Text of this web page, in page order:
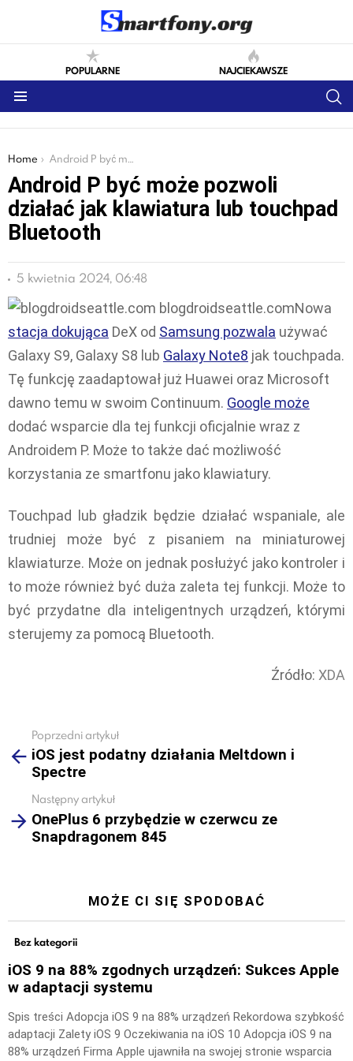
POPULARNE NAJCIEKAWSZE
You are here:
Home Android P być może pozwoli działać jak klawiatura lub touchpad Bluetooth
Android P być może pozwoli
działać jak klawiatura lub touchpad
Bluetooth
5 kwietnia 2024, 06:48
blogdroidseattle.comNowa
stacja dokująca DeX od Samsung pozwala używać
Galaxy S9, Galaxy S8 lub Galaxy Note8 jak touchpada.
Tę funkcję zaadaptował już Huawei oraz Microsoft
dawno temu w swoim Continuum. Google może
dodać wsparcie dla tej funkcji oficjalnie wraz z
Androidem P. Może to także dać możliwość
korzystania ze smartfonu jako klawiatury.
Touchpad lub gładzik będzie działać wspaniale, ale
trudniej może być z pisaniem na miniaturowej
klawiaturze. Może on jednak posłużyć jako kontroler i
to może również być duża zaleta tej funkcji. Może to
być przydatne dla inteligentnych urządzeń, którymi
sterujemy za pomocą Bluetooth.
Źródło: XDA
more
Poprzedni artykuł
iOS jest podatny działania Meltdown i
Spectre
Następny artykuł
OnePlus 6 przybędzie w czerwcu ze
Snapdragonem 845
MOŻE CI SIĘ SPODOBAĆ
Bez kategorii
iOS 9 na 88% zgodnych urządzeń: Sukces Apple
w adaptacji systemu
Spis treści Adopcja iOS 9 na 88% urządzeń Rekordowa szybkość
adaptacji Zalety iOS 9 Oczekiwania na iOS 10 Adopcja iOS 9 na
88% urządzeń Firma Apple ujawniła na swojej stronie wsparcia